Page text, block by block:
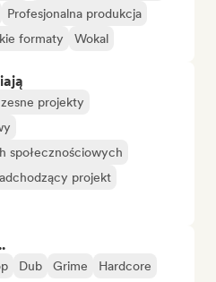
Profesjonalna produkcja
formaty Wokal
projekty
społecznościowych
projekt
Dub Grime
Hardcore